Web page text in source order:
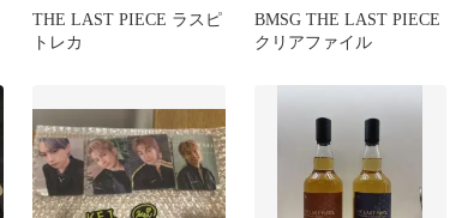
THE LAST PIECE ラスピ
トレカ
BMSG THE LAST PIECE
クリアファイル